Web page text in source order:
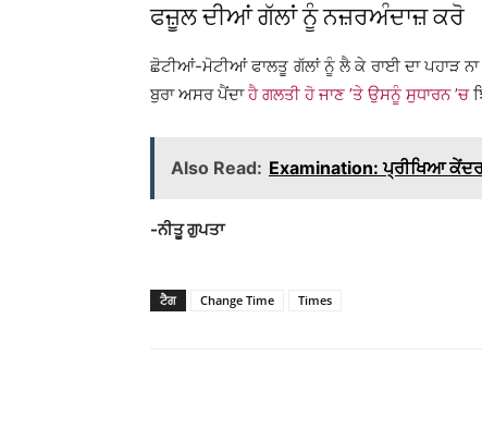
ਫਜ਼ੂਲ ਦੀਆਂ ਗੱਲਾਂ ਨੂੰ ਨਜ਼ਰਅੰਦਾਜ਼ ਕਰੋ
ਛੋਟੀਆਂ-ਮੋਟੀਆਂ ਫਾਲਤੂ ਗੱਲਾਂ ਨੂੰ ਲੈ ਕੇ ਰਾਈ ਦਾ ਪਹਾੜ ਨਾ
ਬੁਰਾ ਅਸਰ ਪੈਂਦਾਹੈ ਗਲਤੀ ਹੋ ਜਾਣ ’ਤੇ ਉਸਨੂੰ ਸੁਧਾਰਨ ’ਚ
Also Read: Examination: ਪ੍ਰੀਖਿਆ
-ਨੀਤੂ ਗੁਪਤਾ
ਟੈਗ Change Time Times